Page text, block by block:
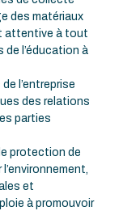
des matériaux
attentive à tout
l’éducation à
l’entreprise
des relations
parties
protection de
et
à promouvoir